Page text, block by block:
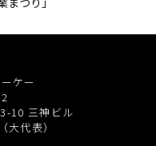
ケー
10 三神ビル
代表）